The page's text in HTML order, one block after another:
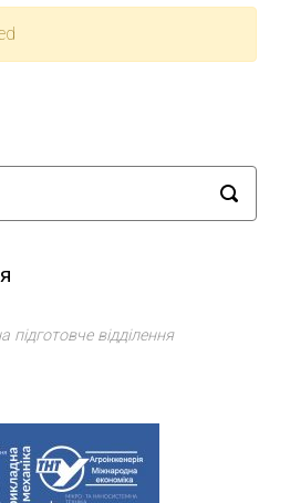
підготовче відділення